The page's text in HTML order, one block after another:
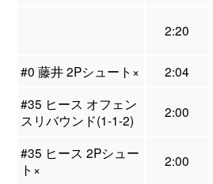
2:20
#0 藤井 2Pシュート×
2:04
#35 ヒース オフェン
スリバウンド(1-1-2)
2:00
#35 ヒース 2Pシュー
ト×
2:00